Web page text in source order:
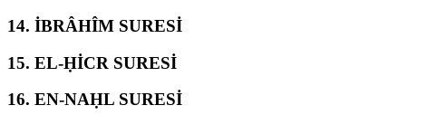
14. İBRÂHÎM SURESİ
15. EL-ḤİCR SURESİ
16. EN-NAḤL SURESİ